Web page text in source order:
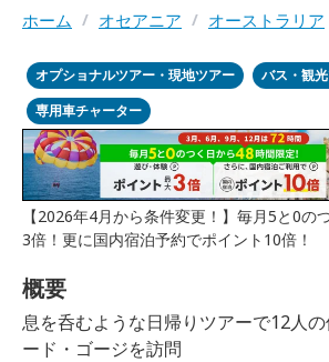
ホーム / オセアニア / オーストラリア
オプショナルツアー・現地ツアー バス・観
専用車チャーター
【2026年4月から条件変更！】毎月5と0の
3倍！更に国内宿泊予約でポイント10倍！
概要
息を呑むような日帰りツアーで12人
ード・ゴージを訪問